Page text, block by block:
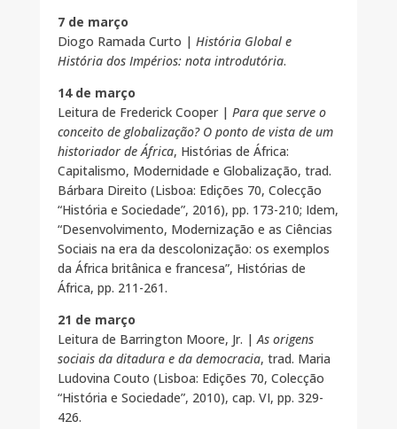
7 de março
Diogo Ramada Curto | História Global e
História dos Impérios: nota introdutória.
14 de março
Leitura de Frederick Cooper | Para que serve o
conceito de globalização? O ponto de vista de um
historiador de África, Histórias de África:
Capitalismo, Modernidade e Globalização, trad.
Bárbara Direito (Lisboa: Edições 70, Colecção
“História e Sociedade”, 2016), pp. 173-210; Idem,
“Desenvolvimento, Modernização e as Ciências
Sociais na era da descolonização: os exemplos
da África britânica e francesa”, Histórias de
África, pp. 211-261.
21 de março
Leitura de Barrington Moore, Jr. |As origens
sociais da ditadura e da democracia, trad. Maria
Ludovina Couto (Lisboa: Edições 70, Colecção
“História e Sociedade”, 2010), cap. VI, pp. 329-
426.